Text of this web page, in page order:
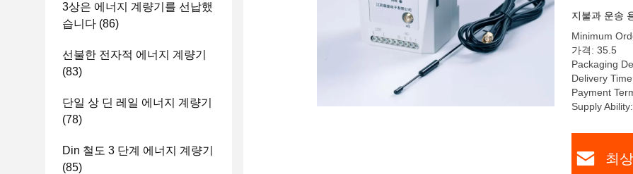
3상은 에너지 계량기를 선납했
습니다 (86)
선불한 전자적 에너지 계량기
(83)
단일 상 딘 레일 에너지 계량기
(78)
Din 철도 3 단계 에너지 계량기
(85)
지불과 운송
Minimum
가격: 35.5
Packaging
Delivery
Payment
Supply
최